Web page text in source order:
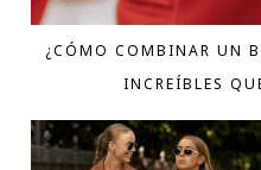
¿CÓMO COMBINAR UN
INCREÍBLES